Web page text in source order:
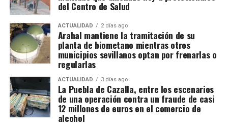
todavía podría aumentar a medida que se estudie la
documentación intervenida.
Registros en La Puebla de Cazalla
La conexión con La Puebla no es meramente
territorial. La fase operativa se desarrolló el pasado
14 de julio de 2026 y comprendió nueve entradas y
registros en sociedades mercantiles situadas en La
Puebla de Cazalla, Valencia, Badajoz y Córdoba,
del Centro de Salud
ACTUALIDAD 2 días ago
Arahal mantiene la tramitación de su
planta de biometano mientras otros
municipios sevillanos optan por frenarlas o
regularlas
ACTUALIDAD 3 días ago
La Puebla de Cazalla, entre los escenarios
de una operación contra un fraude de casi
12 millones de euros en el comercio de
alcohol